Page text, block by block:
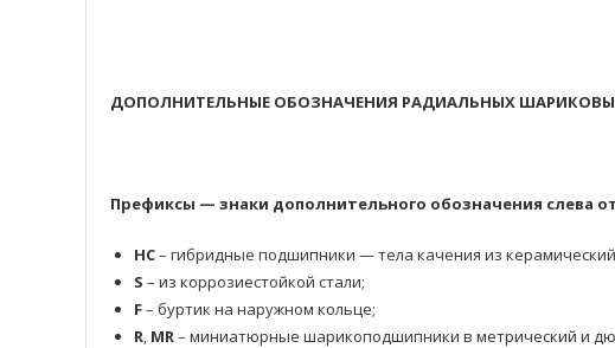
ДОПОЛНИТЕЛЬНЫЕ ОБОЗНАЧЕНИЯ РАДИАЛЬНЫХ
Префиксы — знаки дополнительного обозначения слева
HC– гибридные подшипники — тела качения из
S – из коррозиестойкой стали;
F– буртик на наружном кольце;
R, MR– миниатюрные шарикоподшипники в метрический и